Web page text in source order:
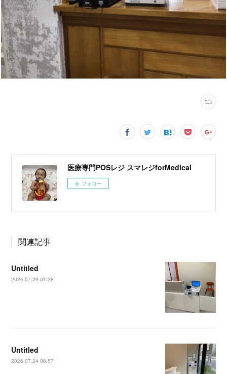
医療専門POSレジ スマレジforMedical
フォロー
関連記事
Untitled
2026.07.29 01:38
Untitled
2026.07.24 06:57